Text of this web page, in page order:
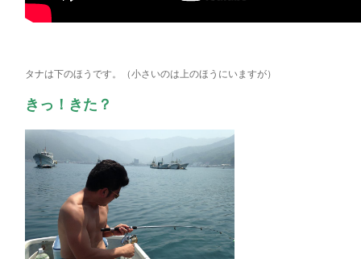
タナは下のほうです。（小さいのは上のほうにいますが）
きっ！きた？